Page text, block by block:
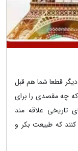
- مانند بسیاری دیگر قطعا شما هم قبل
که چه مقصدی را برای
تاریخی علاقه مند
که طبیعت بکر و